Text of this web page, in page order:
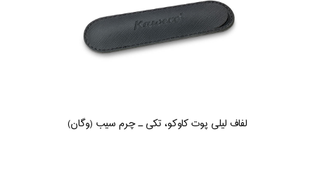
لفاف لیلی پوت کاوکو، تکی ـ چرم سیب (وگان)